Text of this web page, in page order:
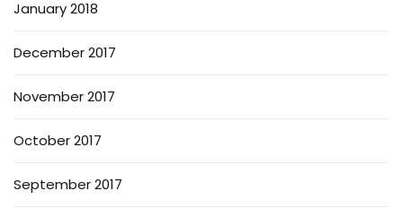
January 2018
December 2017
November 2017
October 2017
September 2017